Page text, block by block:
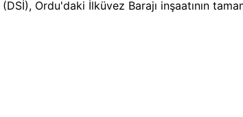
Ordu'daki İlküvez Barajı inşaatının